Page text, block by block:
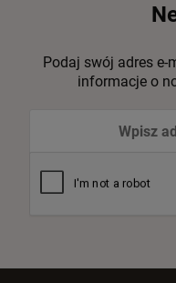
Podaj swój adres
informacje o